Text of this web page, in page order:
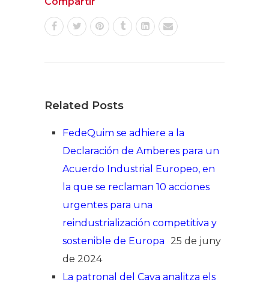
Related Posts
FedeQuim se adhiere a la
Declaración de Amberes para un
Acuerdo Industrial Europeo, en
la que se reclaman 10 acciones
urgentes para una
reindustrialización competitiva y
sostenible de Europa 25 de juny
de 2024
La patronal del Cava analitza els